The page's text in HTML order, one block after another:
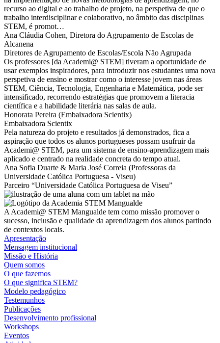
recurso ao digital e ao trabalho de projeto, na perspetiva de que o
trabalho interdisciplinar e colaborativo, no âmbito das disciplinas
STEM, é promot…
Ana Cláudia Cohen, Diretora do Agrupamento de Escolas de
Alcanena
Diretores de Agrupamento de Escolas/Escola Não Agrupada
Os professores [da Academi@ STEM] tiveram a oportunidade de
usar exemplos inspiradores, para introduzir nos estudantes uma nova
perspetiva de ensino e mostrar como o interesse jovem nas áreas
STEM, Ciência, Tecnologia, Engenharia e Matemática, pode ser
intensificado, recorrendo estratégias que promovem a literacia
científica e a habilidade literária nas salas de aula.
Honorata Pereira (Embaixadora Scientix)
Embaixadora Scientix
Pela natureza do projeto e resultados já demonstrados, fica a
aspiração que todos os alunos portugueses possam usufruir da
Academi@ STEM, para um sistema de ensino-aprendizagem mais
aplicado e centrado na realidade concreta do tempo atual.
Ana Sofia Duarte & Maria José Correia (Professoras da
Universidade Católica Portuguesa - Viseu)
Parceiro “Universidade Católica Portuguesa de Viseu”
A Academi@ STEM Mangualde tem como missão promover o
sucesso, inclusão e qualidade da aprendizagem dos alunos partindo
de contextos locais.
Apresentação
Mensagem institucional
Missão e História
Quem somos
O que fazemos
O que significa STEM?
Modelo pedagógico
Testemunhos
Publicações
Desenvolvimento profissional
Workshops
Eventos